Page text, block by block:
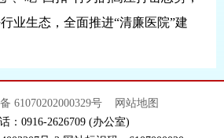
业生态，全面推进“清廉医院”建
61070202000329号
网站地图
：0916-2626709 (办公室)